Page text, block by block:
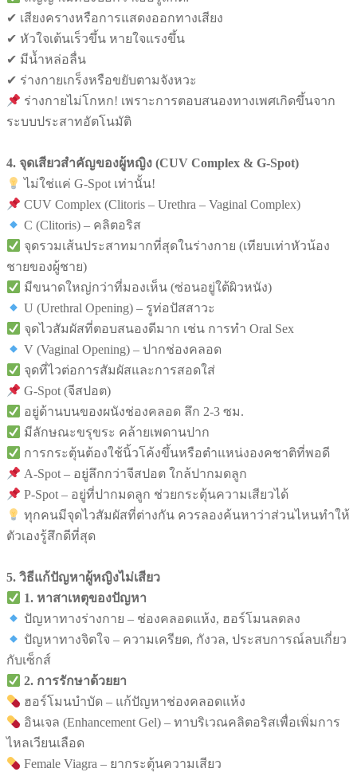
✔ เสียงครางหรือการแสดงออกทางเสียง
✔ หัวใจเต้นเร็วขึ้น หายใจแรงขึ้น
✔ มีน้ำหล่อลื่น
✔ ร่างกายเกร็งหรือขยับตามจังหวะ
ร่างกายไม่โกหก! เพราะการตอบสนองทางเพศเกิดขึ้นจาก
ระบบประสาทอัตโนมัติ
4. จุดเสียวสำคัญของผู้หญิง (CUV Complex & G-Spot)
ไม่ใช่แค่ G-Spot เท่านั้น!
CUV Complex (Clitoris – Urethra – Vaginal Complex)
C (Clitoris) – คลิตอริส
จุดรวมเส้นประสาทมากที่สุดในร่างกาย (เทียบเท่าหัวน้อง
ชายของผู้ชาย)
มีขนาดใหญ่กว่าที่มองเห็น (ซ่อนอยู่ใต้ผิวหนัง)
U (Urethral Opening) – รูท่อปัสสาวะ
จุดไวสัมผัสที่ตอบสนองดีมาก เช่น การทำ Oral Sex
V (Vaginal Opening) – ปากช่องคลอด
จุดที่ไวต่อการสัมผัสและการสอดใส่
G-Spot (จีสปอต)
อยู่ด้านบนของผนังช่องคลอด ลึก 2-3 ซม.
มีลักษณะขรุขระ คล้ายเพดานปาก
การกระตุ้นต้องใช้นิ้วโค้งขึ้นหรือตำแหน่งองคชาติที่พอดี
A-Spot – อยู่ลึกกว่าจีสปอต ใกล้ปากมดลูก
P-Spot – อยู่ที่ปากมดลูก ช่วยกระตุ้นความเสียวได้
ทุกคนมีจุดไวสัมผัสที่ต่างกัน ควรลองค้นหาว่าส่วนไหนทำให้
ตัวเองรู้สึกดีที่สุด
5. วิธีแก้ปัญหาผู้หญิงไม่เสียว
1. หาสาเหตุของปัญหา
ปัญหาทางร่างกาย – ช่องคลอดแห้ง, ฮอร์โมนลดลง
ปัญหาทางจิตใจ – ความเครียด, กังวล, ประสบการณ์ลบเกี่ยว
กับเซ็กส์
2. การรักษาด้วยยา
ฮอร์โมนบำบัด – แก้ปัญหาช่องคลอดแห้ง
อินเจล (Enhancement Gel) – ทาบริเวณคลิตอริสเพื่อเพิ่มการ
ไหลเวียนเลือด
Female Viagra – ยากระตุ้นความเสียว